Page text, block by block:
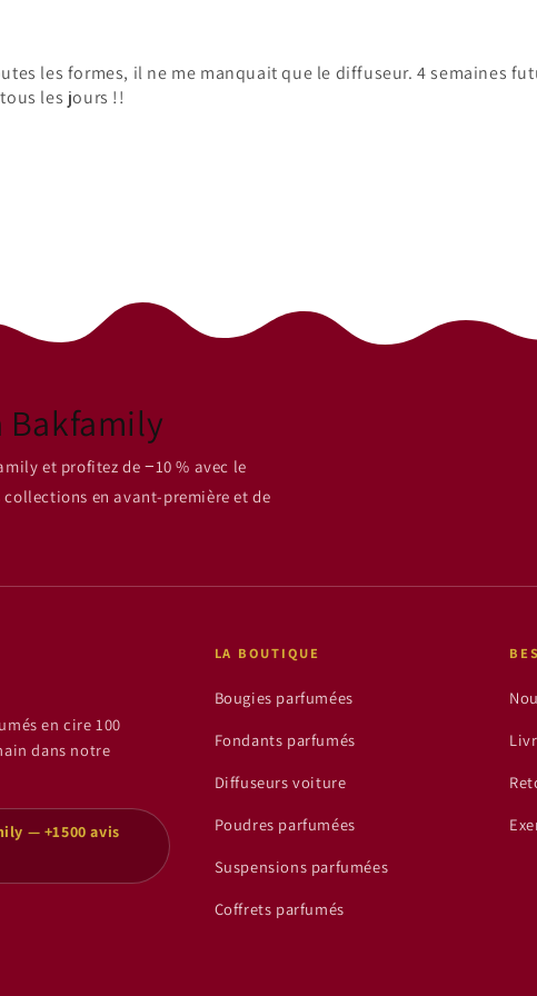
les formes, il ne me manquait que le diffuseur. 4 semaines
les jours !!
Bakfamily
et profitez de −10 % avec le
collections en avant-première et de
en cire 100
dans notre
— +1500 avis
LA BOUTIQUE
Bougies parfumées
Fondants parfumés
Diffuseurs voiture
Poudres parfumées
Suspensions parfumées
Coffrets parfumés